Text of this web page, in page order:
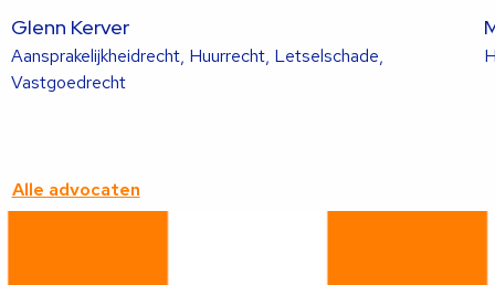
Glenn Kerver
Aansprakelijkheidrecht, Huurrecht, Letselschade,
VastgoedrechtLees
advocaat
Alle advocaten